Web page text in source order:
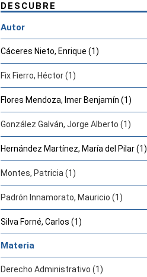
DESCUBRE
Autor
Cáceres Nieto, Enrique (1)
Fix Fierro, Héctor (1)
Flores Mendoza, Imer Benjamín (1)
González Galván, Jorge Alberto (1)
Hernández Martínez, María del Pilar (1)
Montes, Patricia (1)
Padrón Innamorato, Mauricio (1)
Silva Forné, Carlos (1)
Materia
Derecho Administrativo (1)